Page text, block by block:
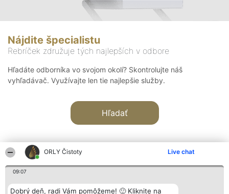
ORLY Čistoty Live chat
09:07
Dobrý deň, radi Vám pomôžeme! 🙂 Kliknite na
Nájdite špecialistu
Rebríček združuje tých najlepších v odbore
Hľadáte odborníka vo svojom okolí? Skontrolujte náš
vyhľadávač. Využívajte len tie najlepšie služby.
Hľadať
Organizátor hodnotenia Hodnotenie Kontakt